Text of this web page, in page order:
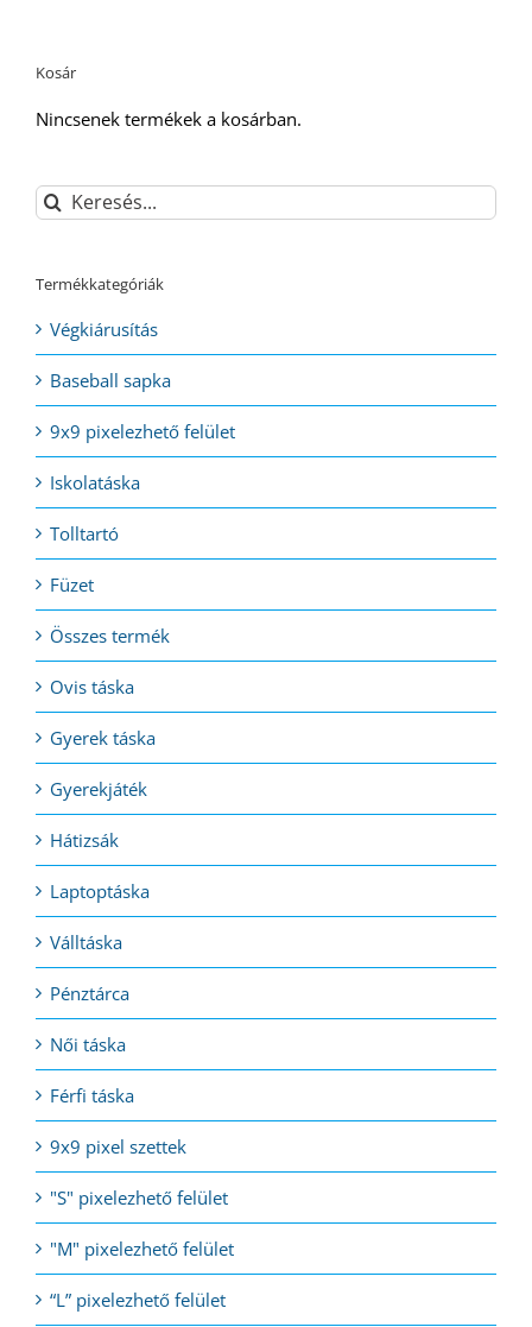
Kosár
Nincsenek termékek a kosárban.
Keresés...
Termékkategóriák
Végkiárusítás
Baseball sapka
9x9 pixelezhető felület
Iskolatáska
Tolltartó
Füzet
Összes termék
Ovis táska
Gyerek táska
Gyerekjáték
Hátizsák
Laptoptáska
Válltáska
Pénztárca
Női táska
Férfi táska
9x9 pixel szettek
"S" pixelezhető felület
"M" pixelezhető felület
“L” pixelezhető felület